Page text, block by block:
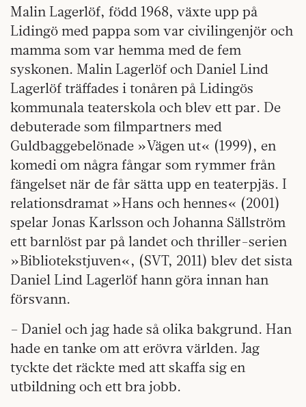
Malin Lagerlöf, född 1968, växte upp på
Lidingö med pappa som var civilingenjör och
mamma som var hemma med de fem
syskonen. Malin Lagerlöf och Daniel Lind
Lagerlöf träffades i tonåren på Lidingös
kommunala teaterskola och blev ett par. De
debuterade som filmpartners med
Guldbaggebelönade »Vägen ut« (1999), en
komedi om några fångar som rymmer från
fängelset när de får sätta upp en teaterpjäs. I
relationsdramat »Hans och hennes« (2001)
spelar Jonas Karlsson och Johanna Sällström
ett barnlöst par på landet och thriller-serien
»Bibliotekstjuven«, (SVT, 2011) blev det sista
Daniel Lind Lagerlöf hann göra innan han
försvann.
– Daniel och jag hade så olika bakgrund. Han
hade en tanke om att erövra världen. Jag
tyckte det räckte med att skaffa sig en
utbildning och ett bra jobb.